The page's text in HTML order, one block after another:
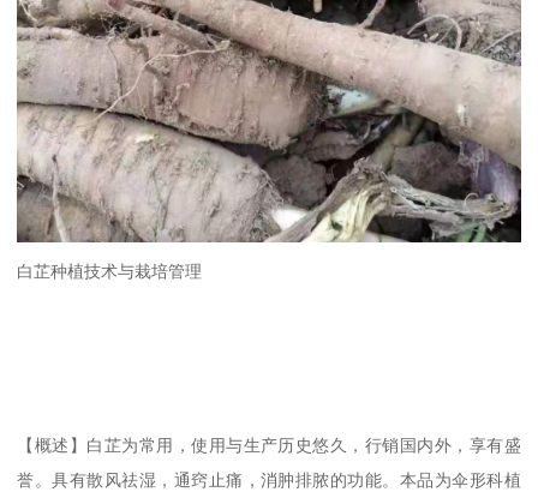
白芷种植技术与栽培管理
【概述】白芷为常用，使用与生产历史悠久，行销国内外，享有盛
誉。具有散风祛湿，通窍止痛，消肿排脓的功能。本品为伞形科植